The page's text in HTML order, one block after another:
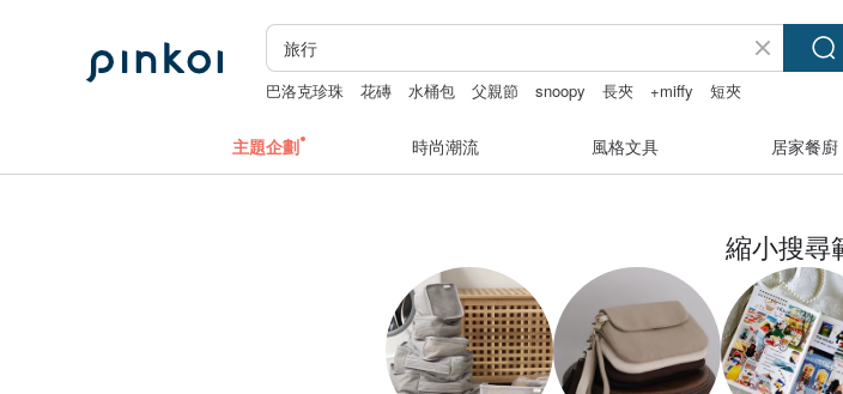
巴洛克珍珠 花磚 水桶包 父親節 snoopy 長夾 +miffy 短夾
主題企劃 時尚潮流 風格文具 居家餐廚
縮小搜尋